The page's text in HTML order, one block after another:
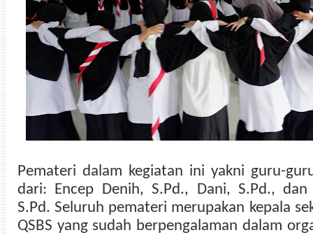
Pemateri dalam kegiatan ini yakni guru-
dari: Encep Denih, S.Pd., Dani, S.Pd.,
S.Pd. Seluruh pemateri merupakan kepala
QSBS yang sudah berpengalaman dalam